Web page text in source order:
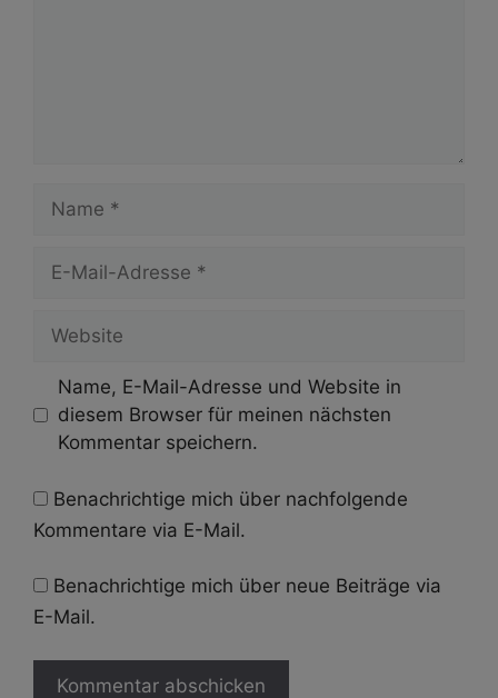
Name
Website
Name, E-Mail-Adresse und Website in
diesem Browser für meinen nächsten
Kommentar speichern.
Benachrichtige mich über nachfolgende
Kommentare via E-Mail.
Benachrichtige mich über neue Beiträge via
E-Mail.